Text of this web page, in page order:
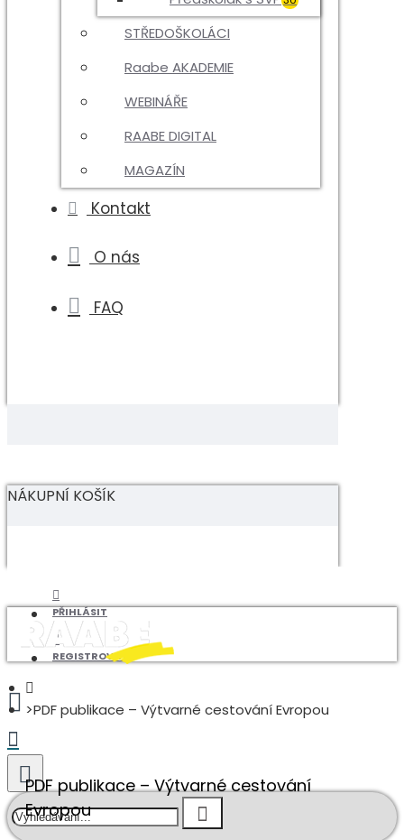
STŘEDOŠKOLÁCI
Raabe AKADEMIE
WEBINÁŘE
RAABE DIGITAL
MAGAZÍN
Kontakt
O nás
FAQ
NÁKUPNÍ KOŠÍK
PŘIHLÁSIT
REGISTROVAT
PDF publikace – Výtvarné cestování Evropou
PDF publikace – Výtvarné cestování
Evropou